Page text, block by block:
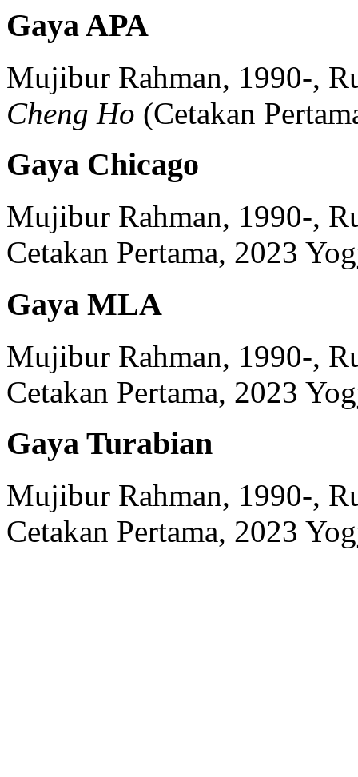
Gaya APA
Mujibur Rahman, 1990-,
Cheng Ho (Cetakan
Gaya Chicago
Mujibur Rahman, 1990-,
Cetakan Pertama, 2023
Gaya MLA
Mujibur Rahman, 1990-,
Cetakan Pertama, 2023
Gaya Turabian
Mujibur Rahman, 1990-,
Cetakan Pertama, 2023